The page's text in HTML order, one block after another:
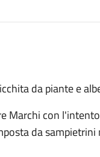
da piante e
Marchi con
da